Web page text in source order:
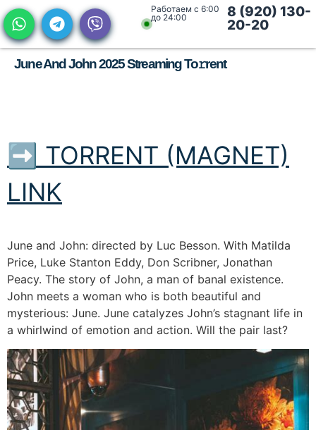
Работаем с 6:00
до 24:00
8 (920) 130-
20-20
June And John 2025 Streaming To𝚛rent
➡ TORRENT (MAGNET)
LINK
June and John: directed by Luc Besson. With Matilda
Price, Luke Stanton Eddy, Don Scribner, Jonathan
Peacy. The story of John, a man of banal existence.
John meets a woman who is both beautiful and
mysterious: June. June catalyzes John’s stagnant life in
a whirlwind of emotion and action. Will the pair last?